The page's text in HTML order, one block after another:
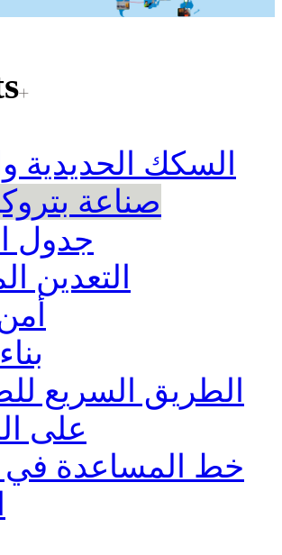
السكك الحديدية
صناعة
جدول
التعدين
الطريق السريع
على
خط المساعدة في